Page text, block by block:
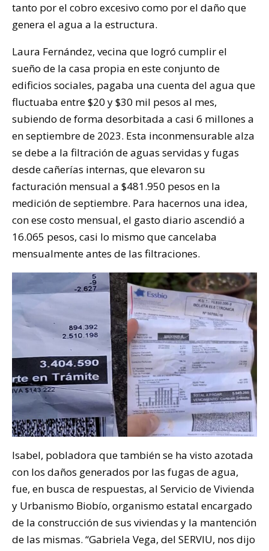
tanto por el cobro excesivo como por el daño que
genera el agua a la estructura.
Laura Fernández, vecina que logró cumplir el
sueño de la casa propia en este conjunto de
edificios sociales, pagaba una cuenta del agua que
fluctuaba entre $20 y $30 mil pesos al mes,
subiendo de forma desorbitada a casi 6 millones a
en septiembre de 2023. Esta inconmensurable alza
se debe a la filtración de aguas servidas y fugas
desde cañerías internas, que elevaron su
facturación mensual a $481.950 pesos en la
medición de septiembre. Para hacernos una idea,
con ese costo mensual, el gasto diario ascendió a
16.065 pesos, casi lo mismo que cancelaba
mensualmente antes de las filtraciones.
Isabel, pobladora que también se ha visto azotada
con los daños generados por las fugas de agua,
fue, en busca de respuestas, al Servicio de Vivienda
y Urbanismo Biobío, organismo estatal encargado
de la construcción de sus viviendas y la mantención
de las mismas. “Gabriela Vega, del SERVIU, nos dijo